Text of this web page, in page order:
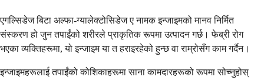
एगल्सिडेज बिटा अल्फा-ग्यालेक्टोसिडेज ए नामक इन्जाइमको मानव निर्मित
संस्करण हो जुन तपाईंको शरीरले प्राकृतिक रूपमा उत्पादन गर्छ। फेब्री रोग
भएका व्यक्तिहरूमा, यो इन्जाइम या त हराइरहेको हुन्छ वा राम्रोसँग काम गर्दैन।
इन्जाइमहरूलाई तपाईंको कोशिकाहरूमा साना कामदारहरूको रूपमा सोच्नुहोस्